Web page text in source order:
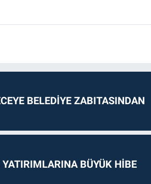
BELEDİYE ZABITASINDAN
BÜYÜK HİBE